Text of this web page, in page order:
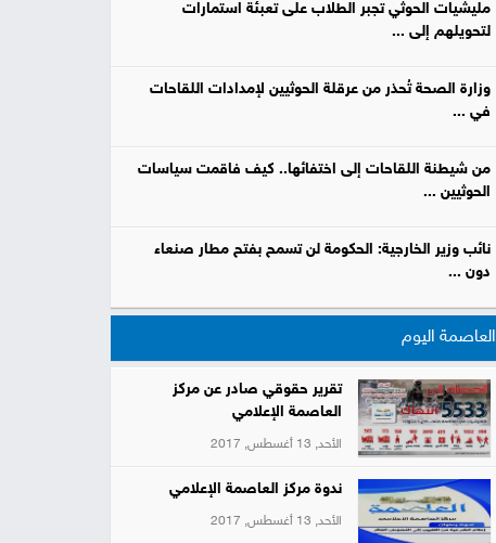
مليشيات الحوثي تجبر الطلاب على تعبئة استمارات
لتحويلهم إلى ...
وزارة الصحة تُحذر من عرقلة الحوثيين لإمدادات اللقاحات
في ...
من شيطنة اللقاحات إلى اختفائها.. كيف فاقمت سياسات
الحوثيين ...
نائب وزير الخارجية: الحكومة لن تسمح بفتح مطار صنعاء
دون ...
العاصمة اليوم
تقرير حقوقي صادر عن مركز
العاصمة الإعلامي
الأحد, 13 أغسطس, 2017
ندوة مركز العاصمة الإعلامي
الأحد, 13 أغسطس, 2017